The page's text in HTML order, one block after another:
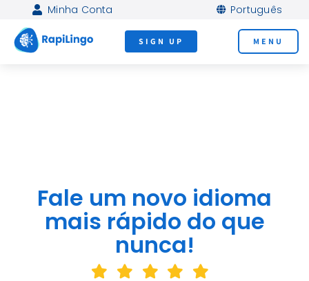
content
Minha Conta Português
MENU
SIGN UP
Fale um novo idioma
mais rápido do que
nunca!